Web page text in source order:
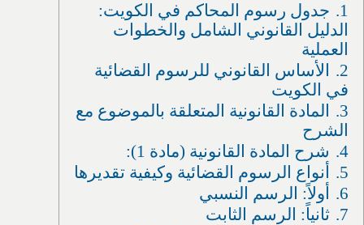
1.
جدول رسوم المحاكم في الكويت:
الدليل القانوني الشامل والخطوات
العملية
2.
الأساس القانوني للرسوم القضائية
في الكويت
3.
المادة القانونية المتعلقة بالموضوع مع
الشرح
4.
شرح المادة القانونية (مادة 1):
5.
أنواع الرسوم القضائية وكيفية تقديرها
6.
أولاً: الرسم النسبي
7. ثانياً: الرسم الثابت